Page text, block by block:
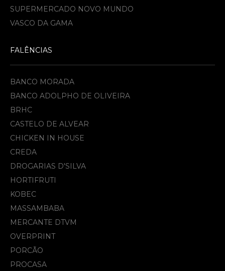
SUPERMERCADO NOVO MUNDO
VASCO DA GAMA
FALÊNCIAS
BANCO MORADA
BANCO ADOLPHO DE OLIVEIRA
BRHC
CASTELO DE ALVEAR
CHICKEN IN HOUSE
CREDA
DROGARIAS D'SILVA
HORTIFRUTI
KOBEC
MASSAMBABA
MERCANTE DTVM
OVERPRINT
PORCÃO
PROCASA